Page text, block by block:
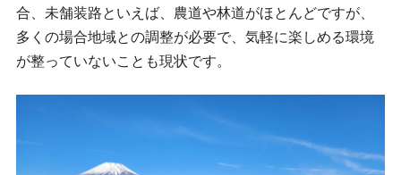
合、未舗装路といえば、農道や林道がほとんどですが、
多くの場合地域との調整が必要で、気軽に楽しめる環境
が整っていないことも現状です。